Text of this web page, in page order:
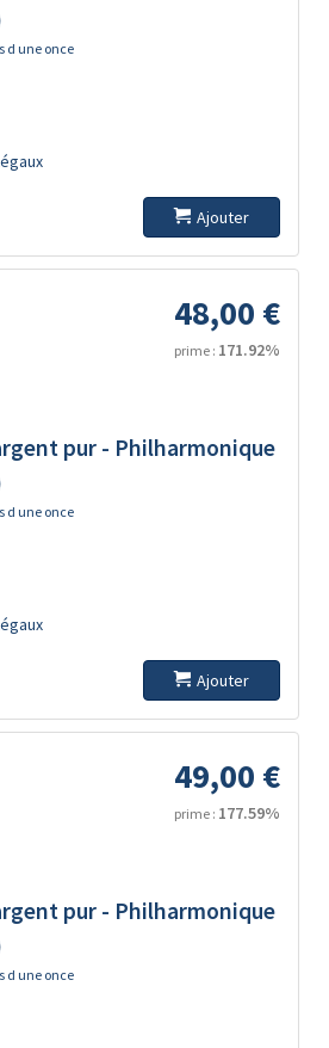
d une once
Ajouter
48,00 €
prime : 171.92%
pur - Philharmonique
d une once
Ajouter
49,00 €
prime : 177.59%
pur - Philharmonique
d une once